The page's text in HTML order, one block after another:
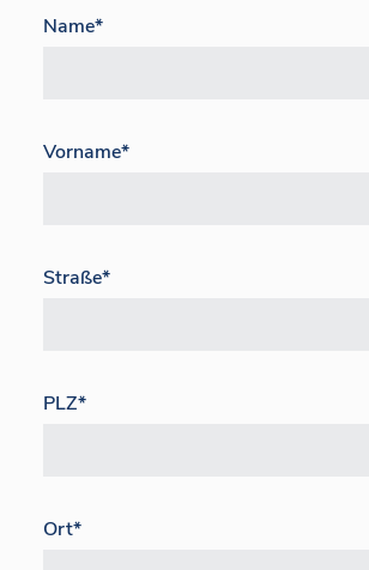
Name*
Vorname*
Straße*
PLZ*
Ort*